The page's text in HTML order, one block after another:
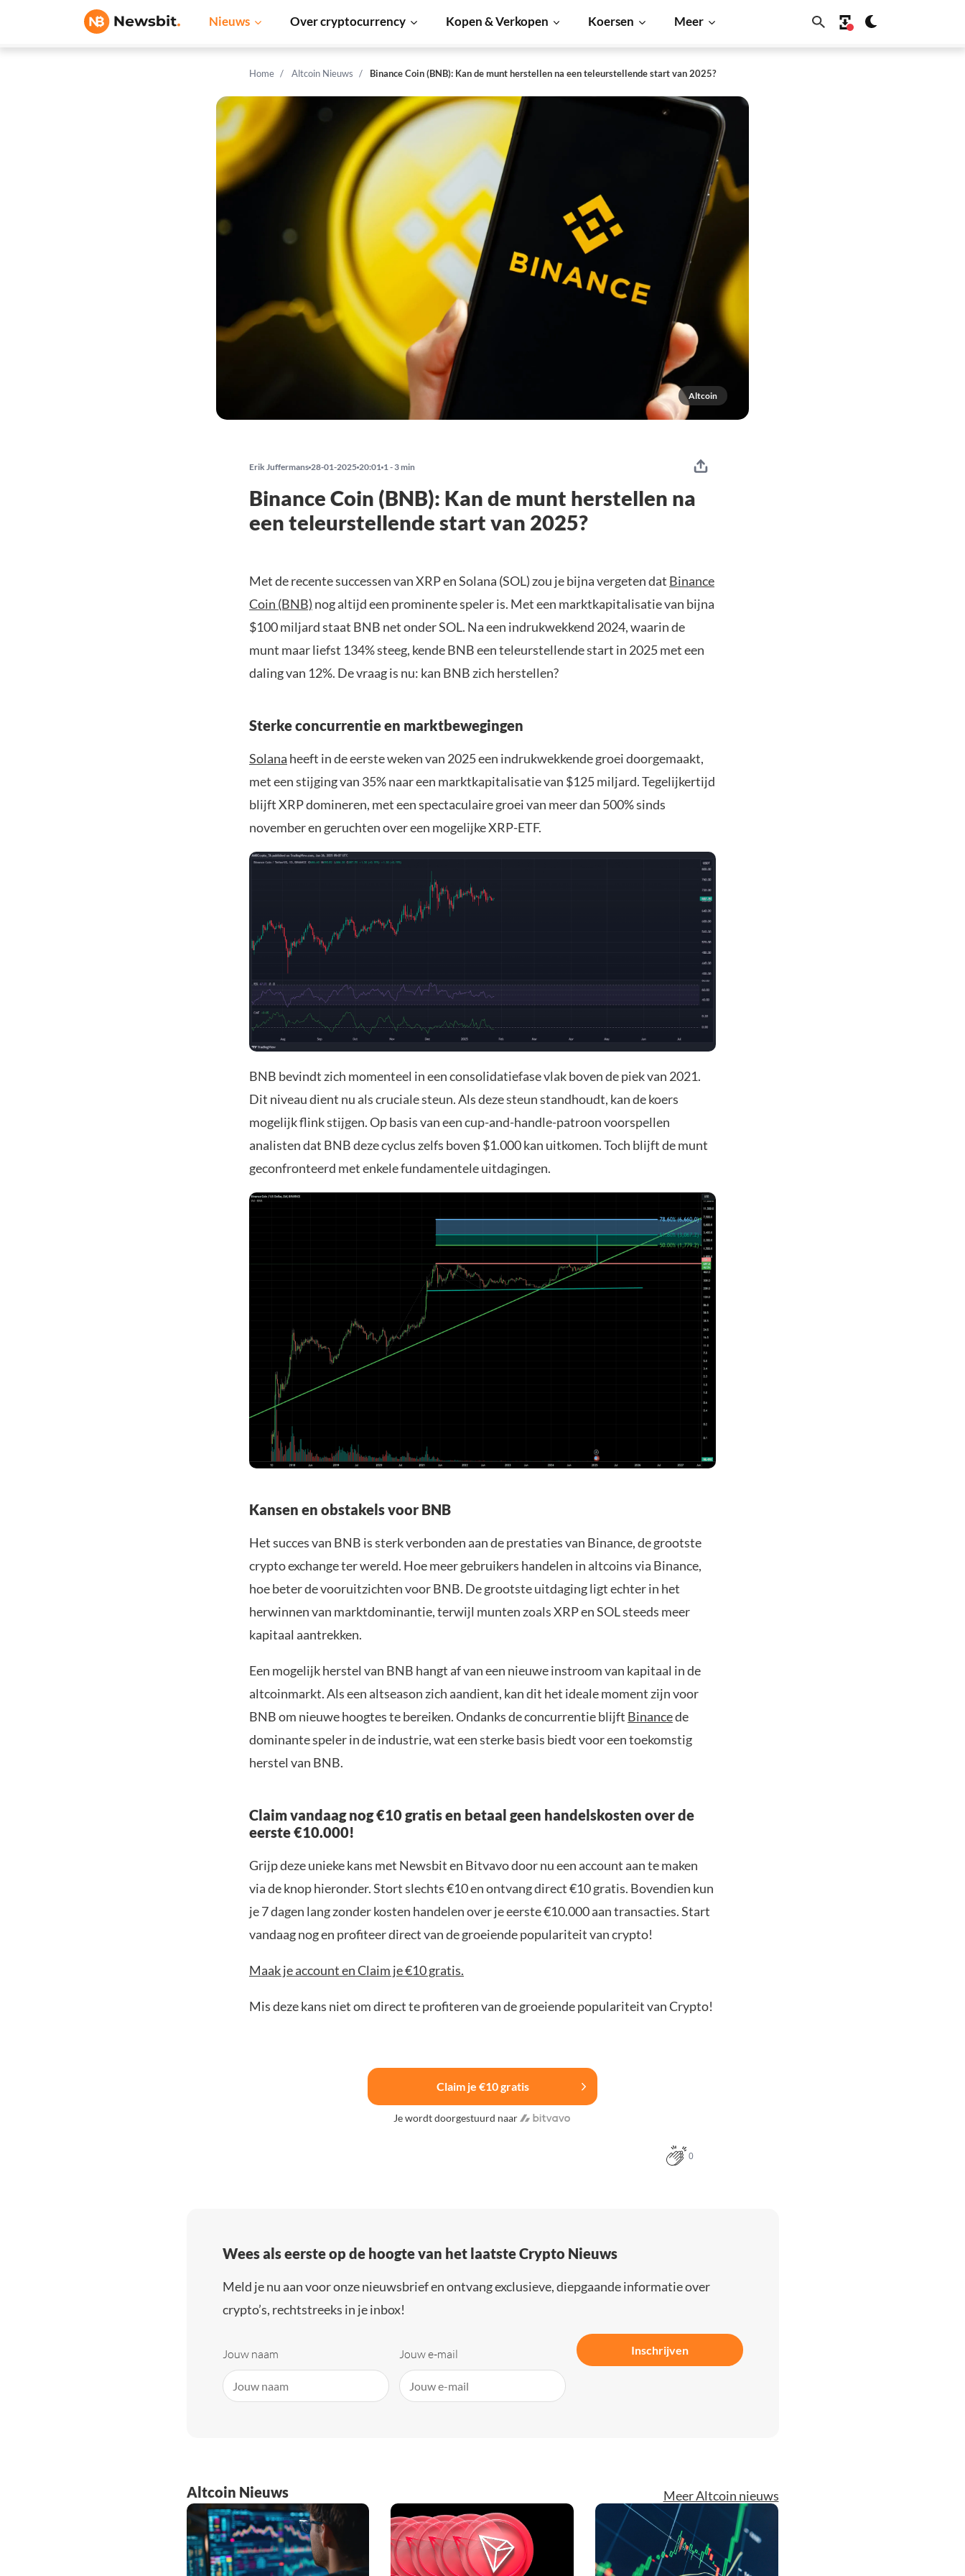
Nieuws Over cryptocurrency Kopen & Verkopen Koersen Meer
Home Altcoin Nieuws Binance Coin (BNB): Kan de munt herstellen na een teleurstellende start van 2025?
Altcoin
Erik Juffermans 28-01-2025 20:01 1 - 3 min
Binance Coin (BNB): Kan de munt herstellen na
een teleurstellende start van 2025?
Met de recente successen van XRP en Solana (SOL) zou je bijna vergeten dat Binance
Coin (BNB) nog altijd een prominente speler is. Met een marktkapitalisatie van bijna
$100 miljard staat BNB net onder SOL. Na een indrukwekkend 2024, waarin de
munt maar liefst 134% steeg, kende BNB een teleurstellende start in 2025 met een
daling van 12%. De vraag is nu: kan BNB zich herstellen?
Sterke concurrentie en marktbewegingen
Solana heeft in de eerste weken van 2025 een indrukwekkende groei doorgemaakt,
met een stijging van 35% naar een marktkapitalisatie van $125 miljard. Tegelijkertijd
blijft XRP domineren, met een spectaculaire groei van meer dan 500% sinds
november en geruchten over een mogelijke XRP-ETF.
BNB bevindt zich momenteel in een consolidatiefase vlak boven de piek van 2021.
Dit niveau dient nu als cruciale steun. Als deze steun standhoudt, kan de koers
mogelijk flink stijgen. Op basis van een cup-and-handle-patroon voorspellen
analisten dat BNB deze cyclus zelfs boven $1.000 kan uitkomen. Toch blijft de munt
geconfronteerd met enkele fundamentele uitdagingen.
Kansen en obstakels voor BNB
Het succes van BNB is sterk verbonden aan de prestaties van Binance, de grootste
crypto exchange ter wereld. Hoe meer gebruikers handelen in altcoins via Binance,
hoe beter de vooruitzichten voor BNB. De grootste uitdaging ligt echter in het
herwinnen van marktdominantie, terwijl munten zoals XRP en SOL steeds meer
kapitaal aantrekken.
Een mogelijk herstel van BNB hangt af van een nieuwe instroom van kapitaal in de
altcoinmarkt. Als een altseason zich aandient, kan dit het ideale moment zijn voor
BNB om nieuwe hoogtes te bereiken. Ondanks de concurrentie blijft Binancede
dominante speler in de industrie, wat een sterke basis biedt voor een toekomstig
herstel van BNB.
Claim vandaag nog €10 gratis en betaal geen handelskosten over de
eerste €10.000!
Grijp deze unieke kans met Newsbit en Bitvavo door nu een account aan te maken
via de knop hieronder. Stort slechts €10 en ontvang direct €10 gratis. Bovendien kun
je 7 dagen lang zonder kosten handelen over je eerste €10.000 aan transacties. Start
vandaag nog en profiteer direct van de groeiende populariteit van crypto!
Maak je account en Claim je €10 gratis.
Mis deze kans niet om direct te profiteren van de groeiende populariteit van Crypto!
Claim je €10 gratis
Je wordt doorgestuurd naar
0
Wees als eerste op de hoogte van het laatste Crypto Nieuws
Meld je nu aan voor onze nieuwsbrief en ontvang exclusieve, diepgaande informatie over
crypto’s, rechtstreeks in je inbox!
Jouw naam Jouw e-mail Inschrijven
Altcoin Nieuws Meer Altcoin nieuws